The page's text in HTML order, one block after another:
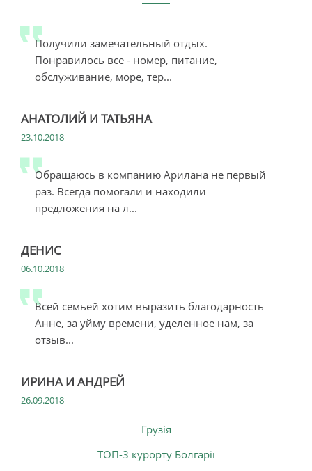
Получили замечательный отдых.
Понравилось все - номер, питание,
обслуживание, море, тер...
АНАТОЛИЙ И ТАТЬЯНА
23.10.2018
Обращаюсь в компанию Арилана не первый
раз. Всегда помогали и находили
предложения на л...
ДЕНИС
06.10.2018
Всей семьей хотим выразить благодарность
Анне, за уйму времени, уделенное нам, за
отзыв...
ИРИНА И АНДРЕЙ
26.09.2018
Грузія
ТОП-3 курорту Болгарії